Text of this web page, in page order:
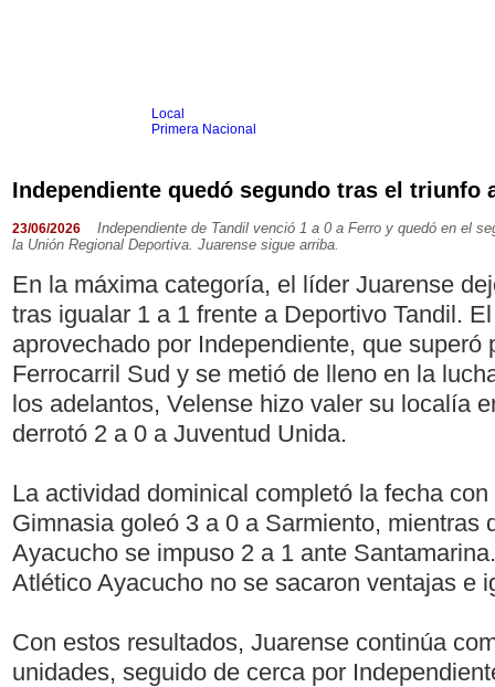
Local
Primera Nacional
Agrario
Boxeo
Gim. Artística
Golf
Natación
Patín
Taekwondo
Voley
Videos
Independiente quedó segundo tras el triunfo
23/06/2026
Independiente de Tandil venció 1 a 0 a Ferro y quedó en el
la Unión Regional Deportiva. Juarense sigue arriba.
En la máxima categoría, el líder Juarense
tras igualar 1 a 1 frente a Deportivo Tandil.
aprovechado por Independiente, que superó
Ferrocarril Sud y se metió de lleno en la
los adelantos, Velense hizo valer su localía
derrotó 2 a 0 a Juventud Unida.
La actividad dominical completó la fecha
Gimnasia goleó 3 a 0 a Sarmiento, mientras
Ayacucho se impuso 2 a 1 ante
Atlético Ayacucho no se sacaron ventajas e
Con estos resultados, Juarense continúa
unidades, seguido de cerca por